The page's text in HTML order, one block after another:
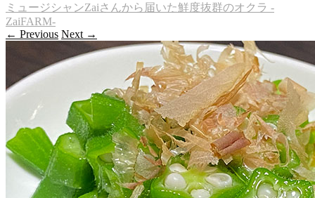
ミュージシャンZaiさんから届いた鮮度抜群のオクラ -
ZaiFARM-
← Previous Next →